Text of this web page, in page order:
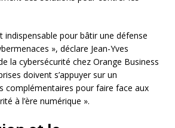
indispensable pour bâtir une défense
», déclare Jean-Yves
la cybersécurité chez Orange Business
doivent s’appuyer sur un
complémentaires pour faire face aux
à l’ère numérique ».